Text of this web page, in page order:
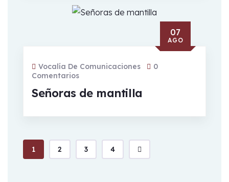
07
AGO
Vocalía De Comunicaciones
0
Comentarios
Señoras de mantilla
1 2 3 4
de
de
Triduo